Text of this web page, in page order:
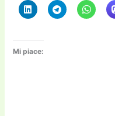
Mi piace: